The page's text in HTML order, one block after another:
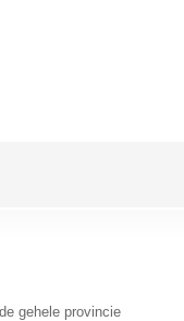
gehele provincie